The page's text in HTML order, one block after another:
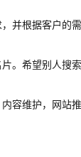
并根据客户的
。希望别人搜
容维护，网站